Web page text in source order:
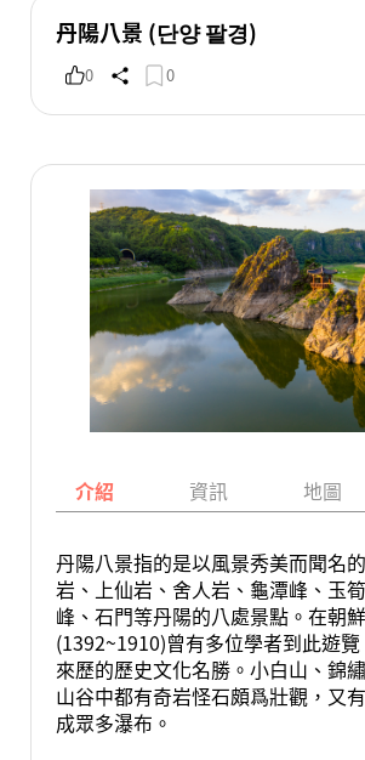
丹陽八景 (단양 팔경)
0 0
介紹 資訊 地圖
丹陽八景指的是以風景秀美而聞名
岩、上仙岩、舍人岩、龜潭峰、玉
峰、石門等丹陽的八處景點。在朝
(1392~1910)曾有多位學者到此遊
來歷的歷史文化名勝。小白山、錦
山谷中都有奇岩怪石頗爲壯觀，又
成眾多瀑布。